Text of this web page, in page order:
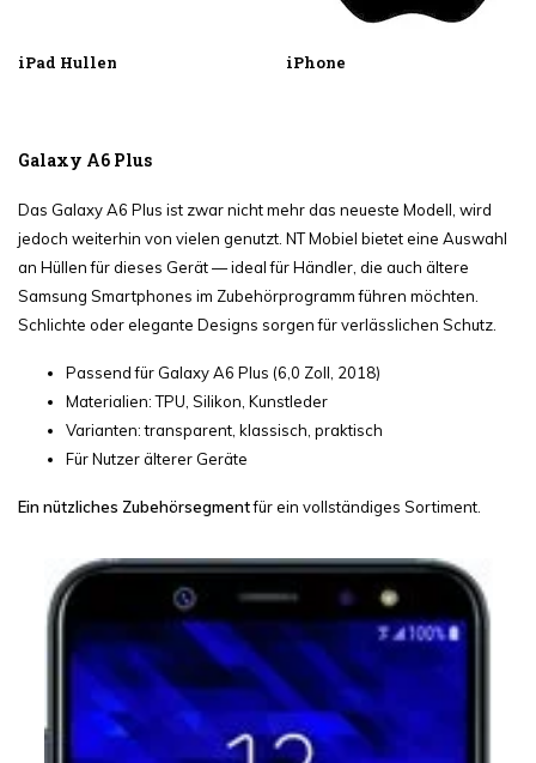
iPad Hullen iPhone
Galaxy A6 Plus
Das Galaxy A6 Plus ist zwar nicht mehr das neueste Modell, wird
jedoch weiterhin von vielen genutzt. NT Mobiel bietet eine Auswahl
an Hüllen für dieses Gerät — ideal für Händler, die auch ältere
Samsung Smartphones im Zubehörprogramm führen möchten.
Schlichte oder elegante Designs sorgen für verlässlichen Schutz.
Passend für Galaxy A6 Plus (6,0 Zoll, 2018)
Materialien: TPU, Silikon, Kunstleder
Varianten: transparent, klassisch, praktisch
Für Nutzer älterer Geräte
Ein nützliches Zubehörsegmentfür ein vollständiges Sortiment.